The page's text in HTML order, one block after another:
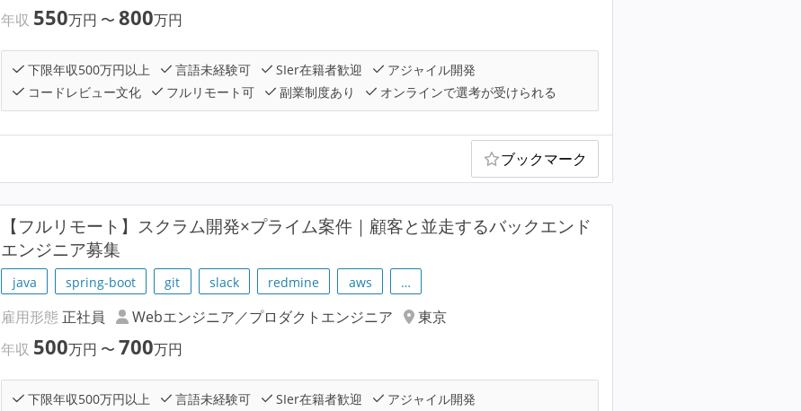
年収 550万円 〜800万円
下限年収500万円以上 言語未経験可 SIer在籍者歓迎
アジャイル開発
コードレビュー文化
フルリモート可 副業制度あり オンラインで選考が受けられる
ブックマーク
【フルリモート】スクラム開発×プライム案件｜顧客と並走するバックエンド
エンジニア募集
java spring-boot git slack redmine aws …
雇用形態 正社員 Webエンジニア／プロダクトエンジニア
東京
年収 500万円 〜700万円
下限年収500万円以上 言語未経験可 SIer在籍者歓迎
アジャイル開発